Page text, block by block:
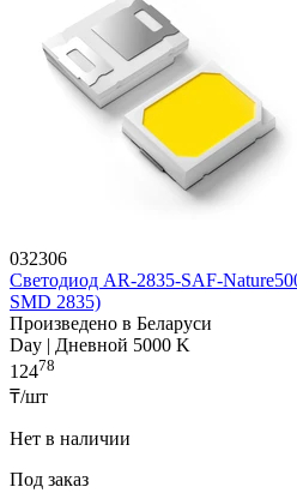
032306
Светодиод AR-2835-SAF-
SMD 2835)
Произведено в Беларуси
Day | Дневной 5000 K
12478
₸/шт
Нет в наличии
Под заказ